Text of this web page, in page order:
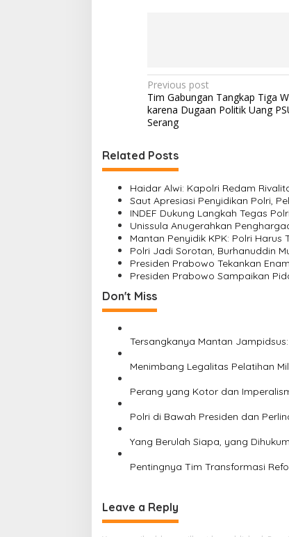
P
o
s
t
n
a
v
i
g
a
t
i
n
Previous post
Tim Gabungan Tangkap Tiga
karena Dugaan Politik Uang
Serang
Related Posts
Haidar Alwi: Kapolri Redam
Saut Apresiasi Penyidikan Polri,
INDEF Dukung Langkah Tegas
Unissula Anugerahkan
Mantan Penyidik KPK: Polri Harus
Polri Jadi Sorotan, Burhanuddin
Presiden Prabowo Tekankan
Presiden Prabowo Sampaikan
Don't Miss
Tersangkanya Mantan
Menimbang Legalitas Pelatihan
Perang yang Kotor dan
Polri di Bawah Presiden dan
Yang Berulah Siapa, yang
Pentingnya Tim Transformasi
Leave a Reply